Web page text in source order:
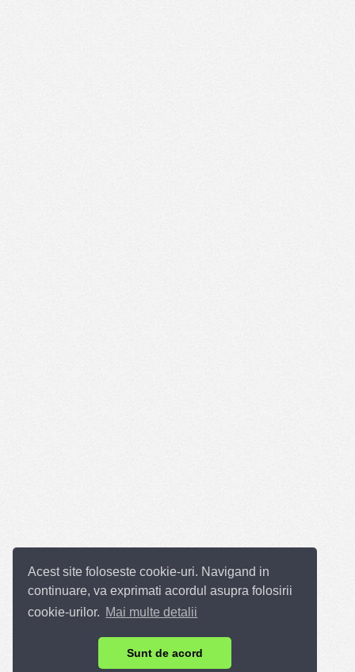
Acest site foloseste cookie-uri. Navigand in
continuare, va exprimati acordul asupra folosirii
cookie-urilor. Mai multe detalii
Sunt de acord